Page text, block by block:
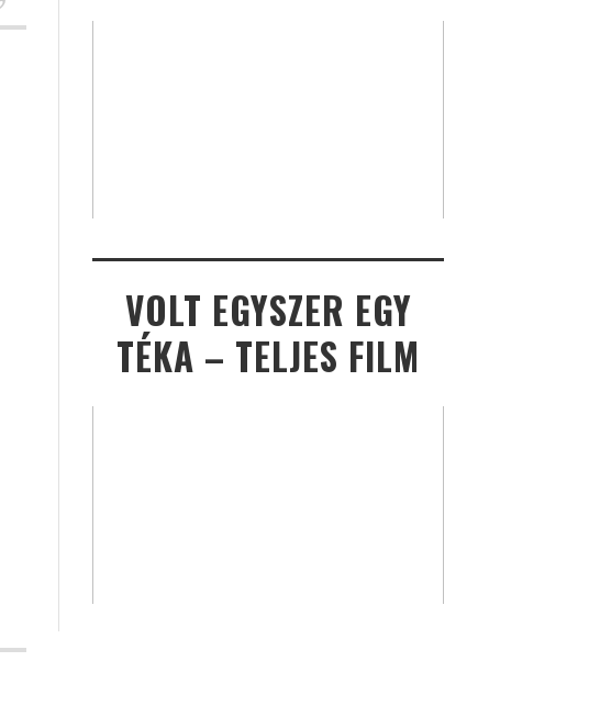
VOLT EGYSZER EGY
TÉKA – TELJES FILM